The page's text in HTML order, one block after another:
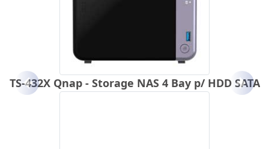
TS-432X Qnap - Storage NAS 4 Bay p/ HDD SATA
Anterior